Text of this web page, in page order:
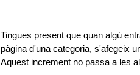
Tingues present que quan algú
pàgina d'una categoria, s'afegeix
Aquest increment no passa a les